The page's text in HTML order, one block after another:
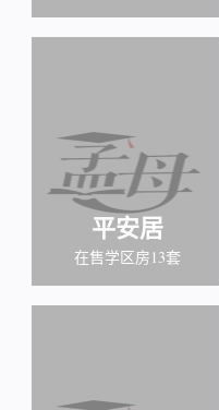
平安居
在售学区房13套